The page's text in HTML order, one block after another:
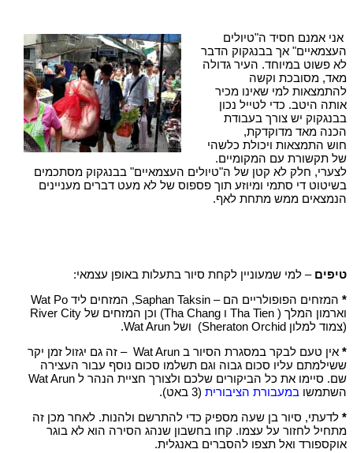
אני אמנם חסיד ה"טיולים
העצמאיים" אך בבנגקוק הדבר
לא פשוט במיוחד. העיר גדולה
מאד, מסובכת וקשה
להתמצאות למי שאינו מכיר
אותה היטב. כדי לטייל נכון
בבנגקוק יש צורך בעבודת
הכנה מאד מדוקדקת,
חוש התמצאות ויכולת כלשהי
של תקשורת עם המקומיים.
לצערי, חלק לא קטן של ה"טיולים העצמאיים" בבנגקוק מסתכמים
בשיטוט די סתמי ומיוזע תוך פספוס של לא מעט דברים מעניינים
הנמצאים ממש מתחת לאף.
טיפים – למי שמעוניין לקחת סיור בתעלות באופן עצמאי:
*
המזחים הפופולריים הם – Saphan Taksin, המזחים ליד Wat Po
וארמון המלך ( Tha Tien ו Tha Chang) וכן המזחים של River City
(צמוד למלון Sheraton Orchid) ושל Wat Arun.
*
אין טעם לבקר במסגרת הסיור ב Wat Arun – זה גם יגזול זמן יקר
ששילמתם עליו סכום גבוה וגם תשלמו סכום נוסף עבור העצירה
שם. סיימו את כל הביקורים שלכם ולצורך חציית הנהר ל Wat Arun
השתמשו במעבורת הציבורית (3 באט).
* לדעתי, סיור בן שעה מספיק כדי להתרשם ולהנות. לאחר מכן זה
מתחיל לחזור על עצמו. קחו בחשבון שנהג הסירה הוא לא בוגר
אוקספורד ואל תצפו להסברים באנגלית.